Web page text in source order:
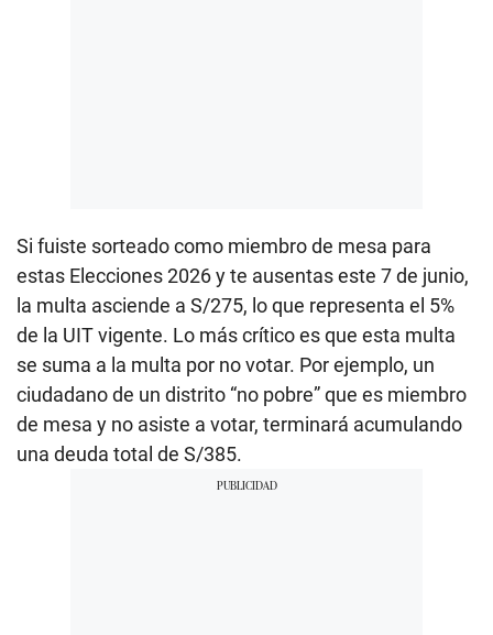
Si fuiste sorteado como miembro de mesa para
estas Elecciones 2026 y te ausentas este 7 de junio,
la multa asciende a S/275, lo que representa el 5%
de la UIT vigente. Lo más crítico es que esta multa
se suma a la multa por no votar. Por ejemplo, un
ciudadano de un distrito “no pobre” que es miembro
de mesa y no asiste a votar, terminará acumulando
una deuda total de S/385.